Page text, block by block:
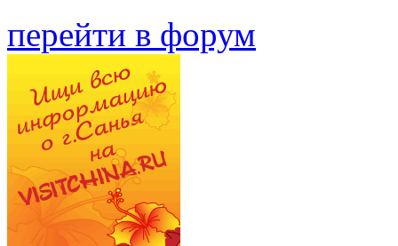
перейти в форум